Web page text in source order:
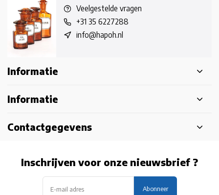
Veelgestelde vragen
+31 35 6227288
info@hapoh.nl
Informatie
Informatie
Contactgegevens
Inschrijven voor onze nieuwsbrief ?
Abonneer